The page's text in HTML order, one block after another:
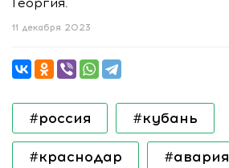
11 декабря 2023
#россия #кубань
#краснодар #авария